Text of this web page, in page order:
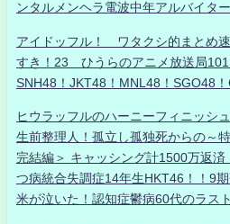
ンタルメンヘラ電波中年アルバイタ
アイドッフル！ ワタクシ的まとめ
すき！23 ひうらのアニメ放送局
SNH48！JKT48！MNL48！SGO48
ヒウラッフルのハーニーフィニッシ
生前整理人！孤立し孤独死からの～
完結編＞ キャッシング計1500万返済
つ病統合失調症14年生HKT46！！9
米が泣いた！認知症鬱病60代のラス